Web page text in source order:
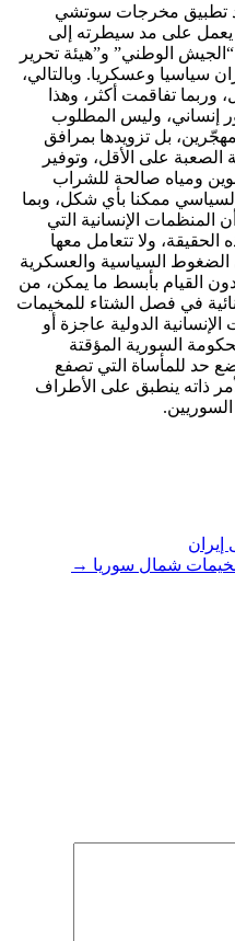
تطبيق مخرجات سوتشي
يعمل على مد سيطرته إلى
الوطني” و”هيئة تحرير
سياسيا وعسكريا. وبالتالي،
تفاقمت أكثر، وهذا
إنساني، وليس المطلوب
بل تزويدها بمرافق
على الأقل، وتوفير
ومياه صالحة للشراب
ممكنا بأي شكل، وبما
الإنسانية التي
ولا تتعامل معها
الضغوط السياسية والعسكرية
دون القيام بأبسط ما يمكن، من
في فصل الشتاء للمخيمات
الدولية عاجزة أو
السورية المؤقتة
حد للمأساة التي تصفع
ذاته ينطبق على الأطراف
إيران
مخيمات شمال سوريا →